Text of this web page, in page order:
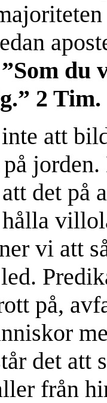
”Som du
2 Tim.
att
det på
vi att
på,
det att
från